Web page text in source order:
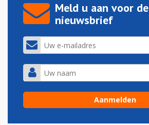
Meld u aan voor de
nieuwsbrief